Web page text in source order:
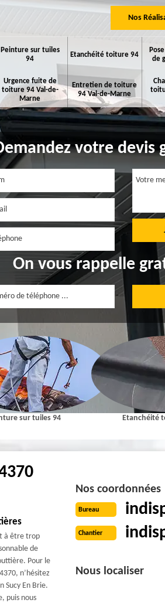
Nos
Peinture sur tuiles
94
Etanchéité toiture 94
de
Urgence fuite de
toiture 94 Val-de-
Marne
Entretien de toiture
94 Val-de-Marne
votre devis
On vous rappelle
sur tuiles 94 Etanchéité
à être trop
de
Pour le
n’hésitez
Sucy En Brie.
puis nous
Nos coordonnées
Bureau
Chantier
Nous localiser